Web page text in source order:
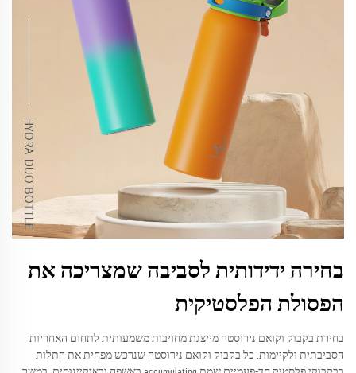
בחירה ידידותית לסביבה שמצריכה את
הפסולת הפלסטיקית
בחירת בקבוק וקואם נירוסטה מייצגת מחויבות משמעותית לתחום האחריות
הסביבתית ולקיימות. כל בקבוק וקואם נירוסטה שנרכש מפחית את התלות